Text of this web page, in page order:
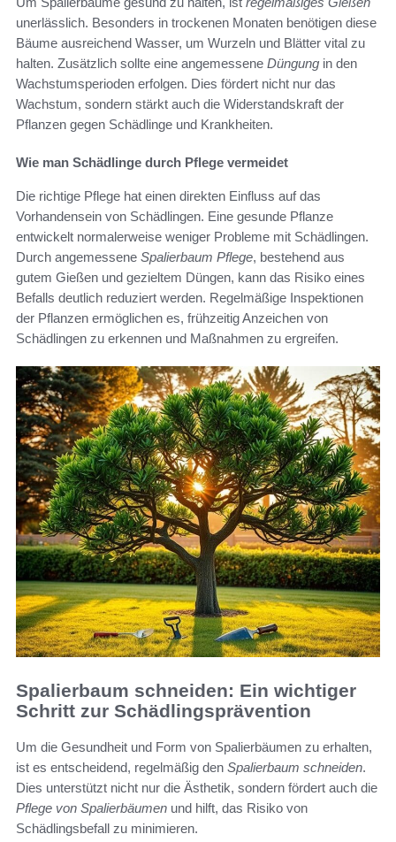
unerlässlich. Besonders in trockenen Monaten benötigen diese
Bäume ausreichend Wasser, um Wurzeln und Blätter vital zu
halten. Zusätzlich sollte eine angemessene Düngung in den
Wachstumsperioden erfolgen. Dies fördert nicht nur das
Wachstum, sondern stärkt auch die Widerstandskraft der
Pflanzen gegen Schädlinge und Krankheiten.
Wie man Schädlinge durch Pflege vermeidet
Die richtige Pflege hat einen direkten Einfluss auf das
Vorhandensein von Schädlingen. Eine gesunde Pflanze
entwickelt normalerweise weniger Probleme mit Schädlingen.
Durch angemessene Spalierbaum Pflege, bestehend aus
gutem Gießen und gezieltem Düngen, kann das Risiko eines
Befalls deutlich reduziert werden. Regelmäßige Inspektionen
der Pflanzen ermöglichen es, frühzeitig Anzeichen von
Schädlingen zu erkennen und Maßnahmen zu ergreifen.
Spalierbaum schneiden: Ein wichtiger
Schritt zur Schädlingsprävention
Um die Gesundheit und Form von Spalierbäumen zu erhalten,
ist es entscheidend, regelmäßig den Spalierbaum schneiden.
Dies unterstützt nicht nur die Ästhetik, sondern fördert auch die
Pflege von Spalierbäumen und hilft, das Risiko von
Schädlingsbefall zu minimieren.